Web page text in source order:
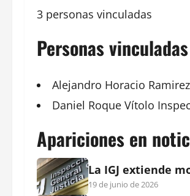
3 personas vinculadas
Personas vinculadas
Alejandro Horacio Ramirez
Daniel Roque Vítolo
Apariciones en
La IGJ extiende
19 de junio de 2026